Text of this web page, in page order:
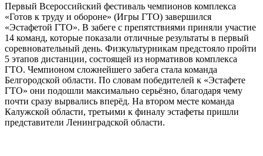
Первый Всероссийский фестиваль чемпионов комплекса
«Готов к труду и обороне» (Игры ГТО) завершился
«Эстафетой ГТО». В забеге с препятствиями приняли участие
14 команд, которые показали отличные результаты в первый
соревновательный день. Физкультурникам предстояло пройти
5 этапов дистанции, состоящей из нормативов комплекса
ГТО. Чемпионом сложнейшего забега стала команда
Белгородской области. По словам победителей к «Эстафете
ГТО» они подошли максимально серьёзно, благодаря чему
почти сразу вырвались вперёд. На втором месте команда
Калужской области, третьими к финалу эстафеты пришли
представители Ленинградской области.